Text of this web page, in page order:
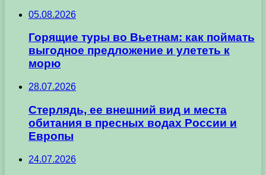
05.08.2026
Горящие туры во Вьетнам: как поймать
выгодное предложение и улететь к
морю
28.07.2026
Стерлядь, ее внешний вид и места
обитания в пресных водах России и
Европы
24.07.2026